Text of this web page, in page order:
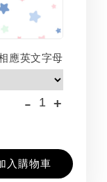
應英文字母
- +
入購物車